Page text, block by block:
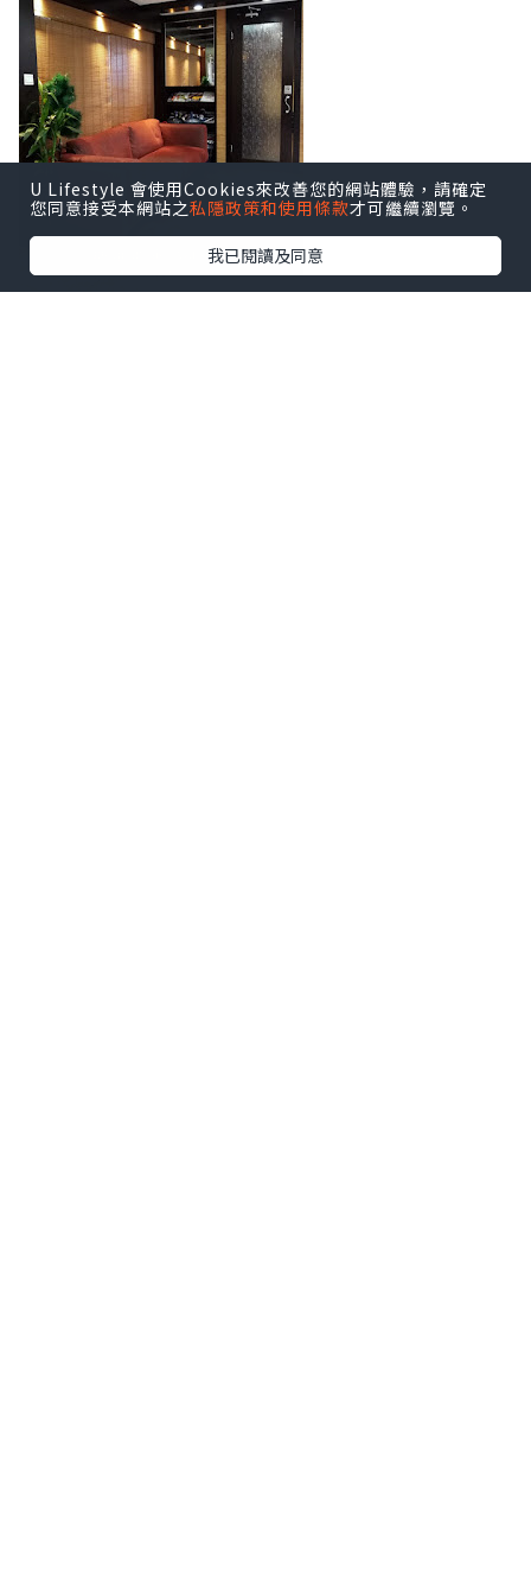
U Lifestyle 會使用Cookies來改善您的網站體驗，請確定
您同意接受本網站之私隱政策和使用條款才可繼續瀏覽。
我已閱讀及同意